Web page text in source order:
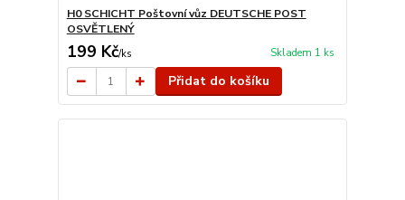
H0 SCHICHT Poštovní vůz DEUTSCHE POST
OSVĚTLENÝ
199 Kč/ks Skladem 1 ks
Přidat do košíku